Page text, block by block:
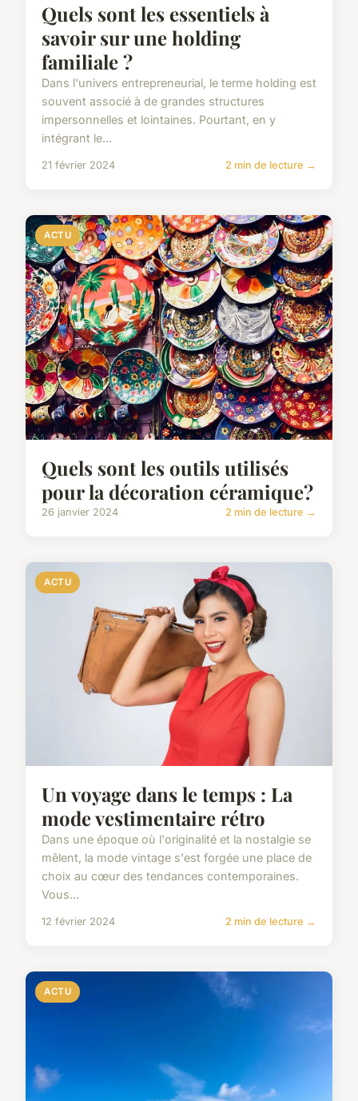
Quels sont les essentiels à
savoir sur une holding
familiale ?
Dans l'univers entrepreneurial, le terme holding est
souvent associé à de grandes structures
impersonnelles et lointaines. Pourtant, en y
intégrant le...
21 février 2024 2 min de lecture →
ACTU
Quels sont les outils utilisés
pour la décoration céramique?
26 janvier 2024 2 min de lecture →
ACTU
Un voyage dans le temps : La
mode vestimentaire rétro
Dans une époque où l'originalité et la nostalgie se
mêlent, la mode vintage s'est forgée une place de
choix au cœur des tendances contemporaines.
Vous...
12 février 2024 2 min de lecture →
ACTU